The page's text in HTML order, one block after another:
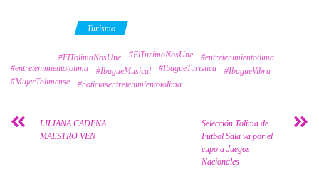
Turismo
#ElTolimaNosUne #ElTurimoNosUne
#entretenimientotlima
#entretenimientotolima
#IbagueMusical #IbagueTuristica
#IbagueVibra
#MujerTolimense
#noticiasentretenimientotolima
LILIANA CADENA
MAESTRO VEN
Selección Tolima de
Fútbol Sala va por el
cupo a Juegos
Nacionales